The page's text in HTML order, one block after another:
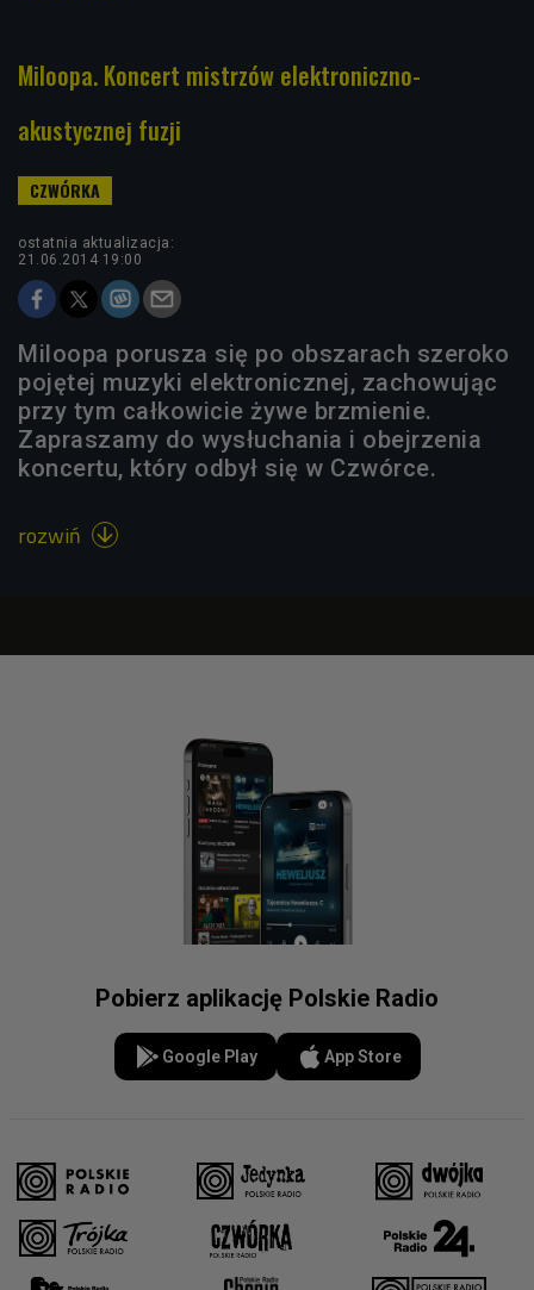
Miloopa. Koncert mistrzów elektroniczno-
akustycznej fuzji
ostatnia aktualizacja:
21.06.2014 19:00
Miloopa porusza się po obszarach szeroko
pojętej muzyki elektronicznej, zachowując
przy tym całkowicie żywe brzmienie.
Zapraszamy do wysłuchania i obejrzenia
koncertu, który odbył się w Czwórce.
rozwiń 
Pobierz aplikację Polskie Radio
Google Play App Store